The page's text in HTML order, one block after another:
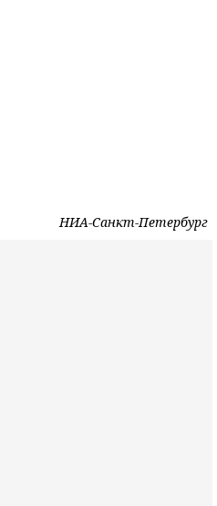
НИА-Санкт-Петербург